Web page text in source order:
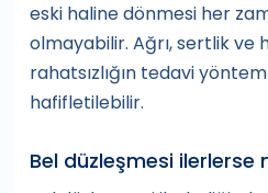
eski haline dönmesi her
olmayabilir. Ağrı, sertlik ve
rahatsızlığın tedavi
hafifletilebilir.
Bel düzleşmesi ilerlerse